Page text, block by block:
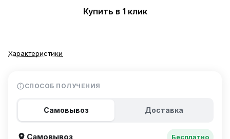
Купить в 1 клик
Характеристики
СПОСОБ ПОЛУЧЕНИЯ
Самовывоз Доставка
Самовывоз
Бесплатно